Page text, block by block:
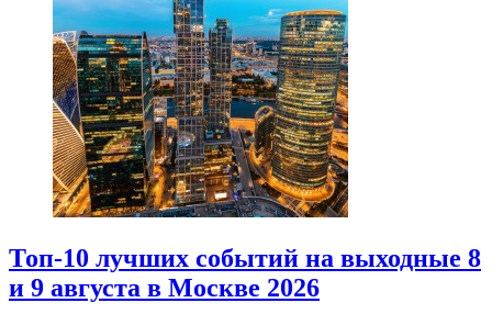
Топ-10 лучших событий на выходные 8
и 9 августа в Москве 2026